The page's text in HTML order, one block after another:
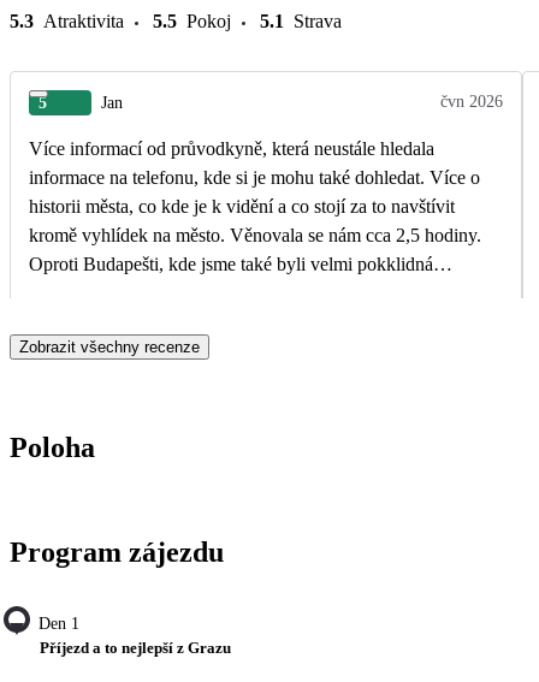
5.3 Atraktivita 5.5 Pokoj 5.1 Strava
5 Jan čvn 2026
Více informací od průvodkyně, která neustále hledala
informace na telefonu, kde si je mohu také dohledat. Více o
historii města, co kde je k vidění a co stojí za to navštívit
kromě vyhlídek na město. Věnovala se nám cca 2,5 hodiny.
Oproti Budapešti, kde jsme také byli velmi pokklidná
Zobrazit všechny recenze
Poloha
Program zájezdu
Den 1
Příjezd a to nejlepší z Grazu